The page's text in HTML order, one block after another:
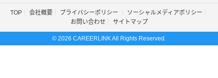
TOP 会社概要 プライバシーポリシー
ソーシャルメディアポリシー
お問い合わせ
サイトマップ
© 2026 CAREERLINK All Rights Reserved.